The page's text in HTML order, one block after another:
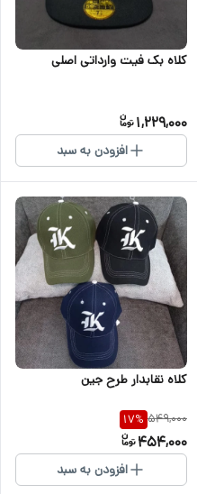
کلاه بک فیت وارداتی اصلی
1,229,000
افزودن به سبد
کلاه نقابدار طرح جین
549,000
17%
454,000
افزودن به سبد